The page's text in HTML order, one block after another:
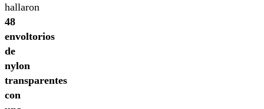
hallaron
48
envoltorios
de
nylon
transparentes
con